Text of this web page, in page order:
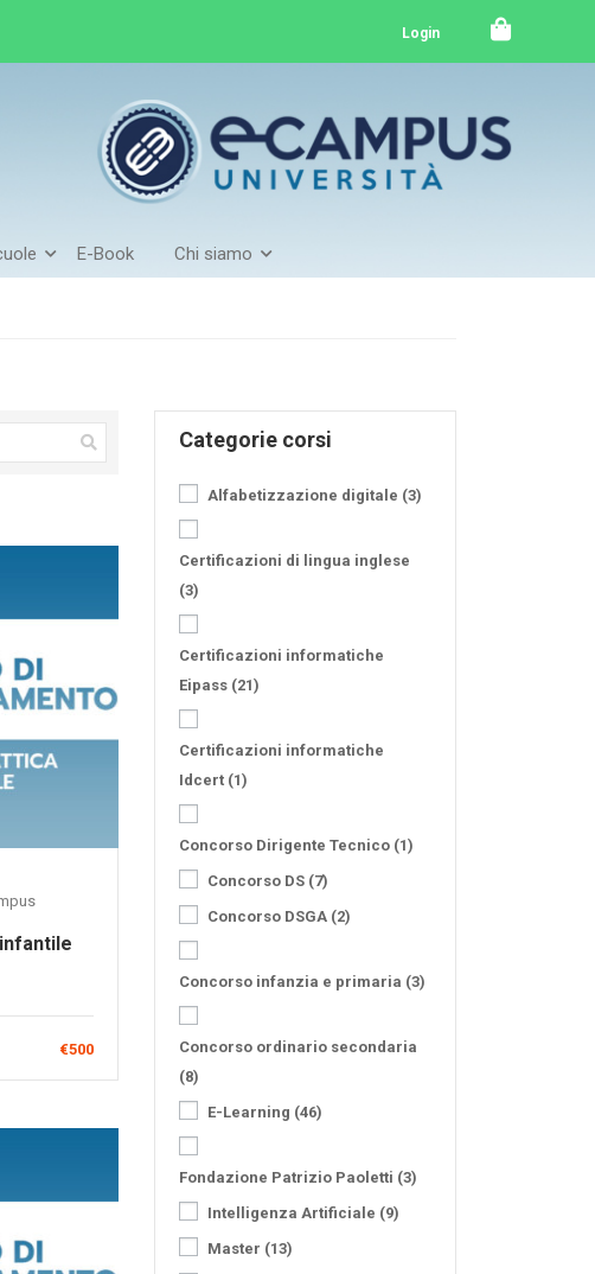
Login
E-Book Chi siamo
€500
Categorie corsi
Alfabetizzazione digitale (3)
Certificazioni di lingua inglese
(3)
Certificazioni informatiche
Eipass (21)
Certificazioni informatiche
Idcert (1)
Concorso Dirigente Tecnico (1)
Concorso DS (7)
Concorso DSGA (2)
Concorso infanzia e primaria (3)
Concorso ordinario secondaria
(8)
E-Learning (46)
Fondazione Patrizio Paoletti (3)
Intelligenza Artificiale (9)
Master (13)